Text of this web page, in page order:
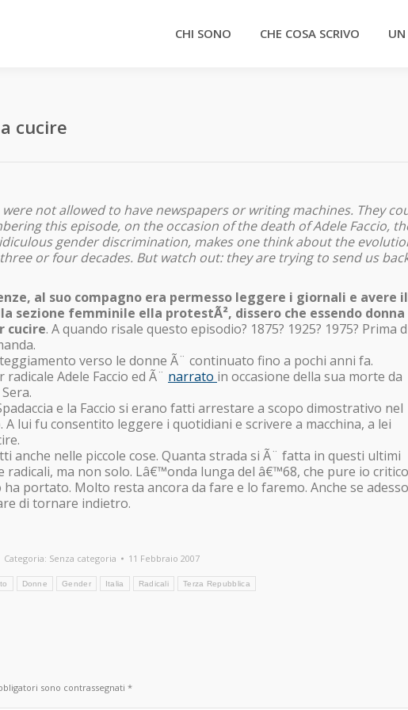
CHI SONO CHE COSA SCRIVO
cucire
not allowed to have newspapers or writing machines. They
this episode, on the occasion of the death of Adele Faccio,
gender discrimination, makes one think about the
or four decades. But watch out: they are trying to send us
al suo compagno era permesso leggere i giornali e avere il
sezione femminile ella protestÃ², dissero che essendo donna
cucire. A quando risale questo episodio? 1875? 1925? 1975? Prima
verso le donne Ã¨ continuato fino a pochi anni fa.
Adele Faccio ed Ã¨ narrato in occasione della sua morte da
e la Faccio si erano fatti arrestare a scopo dimostrativo nel
lui fu consentito leggere i quotidiani e scrivere a macchina, a lei
anche nelle piccole cose. Quanta strada si Ã¨ fatta in questi ultimi
radicali, ma non solo. Lâ€™onda lunga del â€™68, che pure io critico
portato. Molto resta ancora da fare e lo faremo. Anche se adesso
di tornare indietro.
Categoria: Senza categoria 11 Febbraio 2007
Donne Gender Italia Radicali Terza Repubblica
sono contrassegnati *